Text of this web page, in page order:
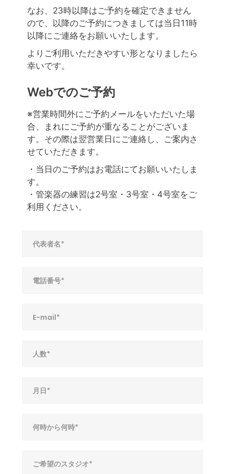
なお、23時以降はご予約を確定できません
ので、以降のご予約につきましては当日11時
以降にご連絡をお願いいたします。
よりご利用いただきやすい形となりましたら
幸いです。
Webでのご予約
※営業時間外にご予約メールをいただいた場
合、まれにご予約が重なることがございま
す。その際は翌営業日にご連絡し、ご案内さ
せていただきます。
・当日のご予約はお電話にてお願いいたしま
す。
・管楽器の練習は2号室・3号室・4号室をご
利用ください。